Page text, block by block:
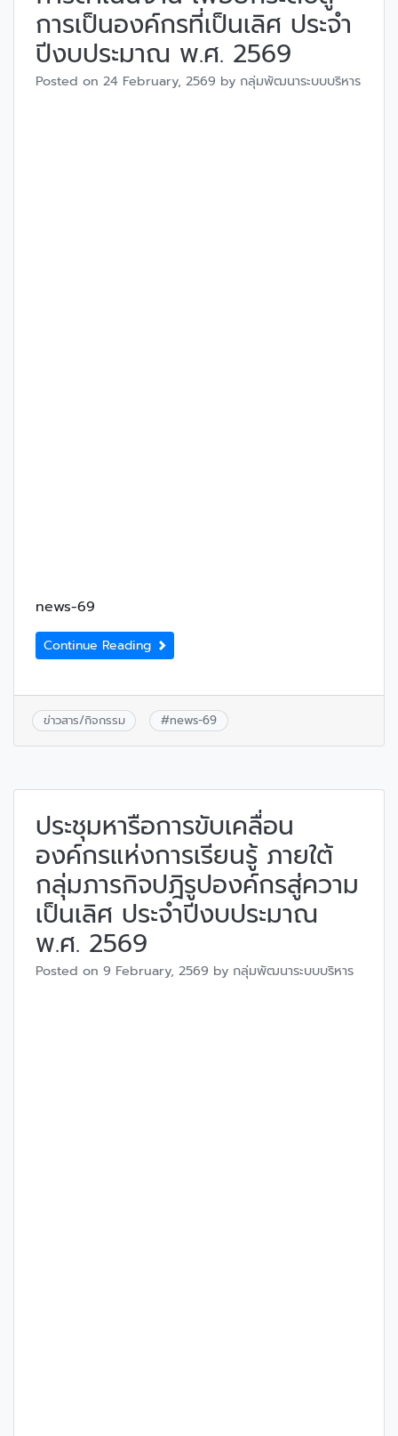
การเป็นองค์กรที่เป็นเลิศ ประจำ
ปีงบประมาณ พ.ศ. 2569
Posted on 24 February, 2569 by กลุ่มพัฒนาระบบบริหาร
news-69
Continue Reading
ข่าวสาร/กิจกรรม #news-69
ประชุมหารือการขับเคลื่อน
องค์กรแห่งการเรียนรู้ ภายใต้
กลุ่มภารกิจปฎิรูปองค์กรสู่ความ
เป็นเลิศ ประจำปีงบประมาณ
พ.ศ. 2569
Posted on 9 February, 2569 by กลุ่มพัฒนาระบบบริหาร